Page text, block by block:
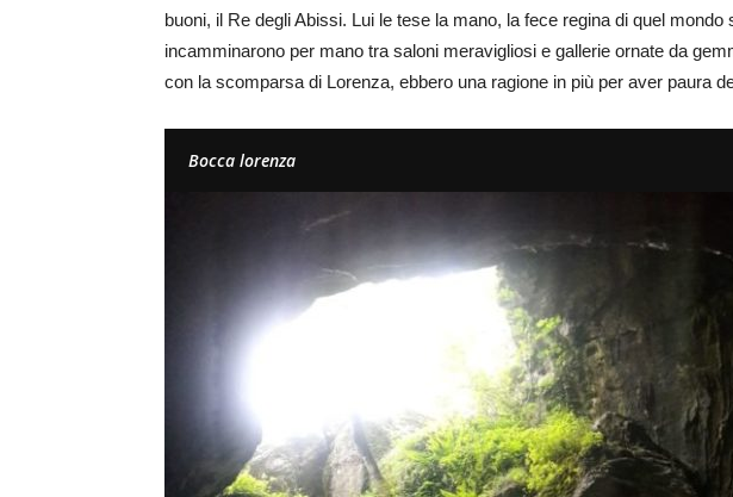
buoni, il Re degli Abissi. Lui le tese la mano, la fece regina di quel
incamminarono per mano tra saloni meravigliosi e gallerie ornate da
con la scomparsa di Lorenza, ebbero una ragione in più per aver paura
Bocca lorenza